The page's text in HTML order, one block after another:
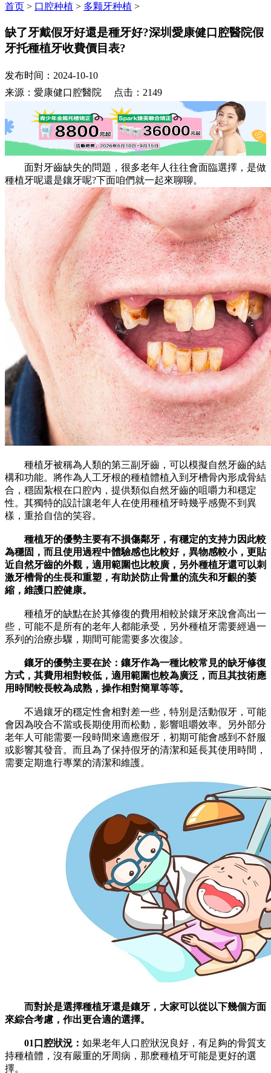
首页 > 口腔种植 > 多颗牙种植 >
缺了牙戴假牙好還是種牙好?深圳愛康健口腔醫院假
牙托種植牙收費價目表?
发布时间：2024-10-10
来源：愛康健口腔醫院 点击：2149
面對牙齒缺失的問題，很多老年人往往會面臨選擇，是做
種植牙呢還是鑲牙呢?下面咱們就一起來聊聊。
種植牙被稱為人類的第三副牙齒，可以模擬自然牙齒的結
構和功能。將作為人工牙根的種植體植入到牙槽骨內形成骨結
合，穩固紮根在口腔內，提供類似自然牙齒的咀嚼力和穩定
性。其獨特的設計讓老年人在使用種植牙時幾乎感覺不到異
樣，重拾自信的笑容。
種植牙的優勢主要有不損傷鄰牙，有穩定的支持力因此較
為穩固，而且使用過程中體驗感也比較好，異物感較小，更貼
近自然牙齒的外觀，適用範圍也比較廣，另外種植牙還可以刺
激牙槽骨的生長和重塑，有助於防止骨量的流失和牙齦的萎
縮，維護口腔健康。
種植牙的缺點在於其修復的費用相較於鑲牙來說會高出一
些，可能不是所有的老年人都能承受，另外種植牙需要經過一
系列的治療步驟，期間可能需要多次復診。
鑲牙的優勢主要在於：鑲牙作為一種比較常見的缺牙修復
方式，其費用相對較低，適用範圍也較為廣泛，而且其技術應
用時間較長較為成熟，操作相對簡單等等。
不過鑲牙的穩定性會相對差一些，特別是活動假牙，可能
會因為咬合不當或長期使用而松動，影響咀嚼效率。另外部分
老年人可能需要一段時間來適應假牙，初期可能會感到不舒服
或影響其發音。而且為了保持假牙的清潔和延長其使用時間，
需要定期進行專業的清潔和維護。
而對於是選擇種植牙還是鑲牙，大家可以從以下幾個方面
來綜合考慮，作出更合適的選擇。
01口腔狀況： 如果老年人口腔狀況良好，有足夠的骨質支
持種植體，沒有嚴重的牙周病，那麽種植牙可能是更好的選
擇。